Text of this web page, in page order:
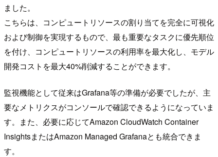
ました。
こちらは、コンピュートリソースの割り当てを完全に可視化
および制御を実現するもので、最も重要なタスクに優先順位
を付け、コンピュートリソースの利用率を最大化し、モデル
開発コストを最大40%削減することができます。
監視機能として従来はGrafana等の準備が必要でしたが、主
要なメトリクスがコンソールで確認できるようになっていま
す。また、必要に応じてAmazon CloudWatch Container
InsightsまたはAmazon Managed Grafanaとも統合できま
す。